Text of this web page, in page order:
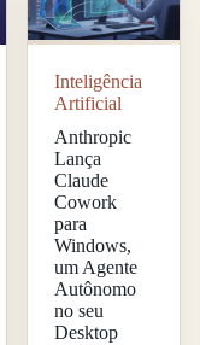
Inteligência
Artificial
Anthropic
Lança
Claude
Cowork
para
Windows,
um Agente
Autônomo
no seu
Desktop